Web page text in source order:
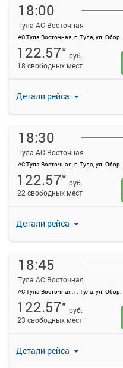
18:00
Тула АС Восточная
АС Тула Восточная, г. Тула, ул. Оборонная, 83
Детали рейса
122.57* руб.
18 свободных мест
18:30
Тула АС Восточная
АС Тула Восточная, г. Тула, ул. Оборонная, 83
Детали рейса
122.57* руб.
22 свободных мест
18:45
Тула АС Восточная
АС Тула Восточная, г. Тула, ул. Оборонная, 83
Детали рейса
122.57* руб.
23 свободных мест